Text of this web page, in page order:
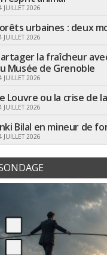
JUILLET 2026
urbaines : deux
JUILLET 2026
la fraîcheur
Musée de Grenoble
JUILLET 2026
Louvre ou la crise de
JUILLET 2026
Bilal en mineur de
JUILLET 2026